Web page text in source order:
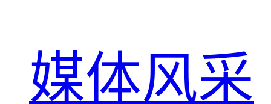
媒体风采